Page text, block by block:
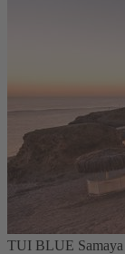
TUI BLUE Samaya